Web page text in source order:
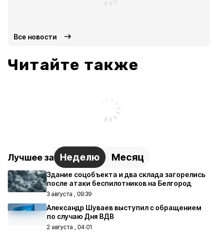
Все новости
Читайте также
Лучшее за Неделю Месяц
Здание соцобъекта и два склада загорелись
после атаки беспилотников на Белгород
3 августа , 09:39
Александр Шуваев выступил с обращением
по случаю Дня ВДВ
2 августа , 04:01